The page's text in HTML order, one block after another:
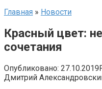
Главная » Новости
Красный цвет:
сочетания
Опубликовано: 27.10.2019
Дмитрий